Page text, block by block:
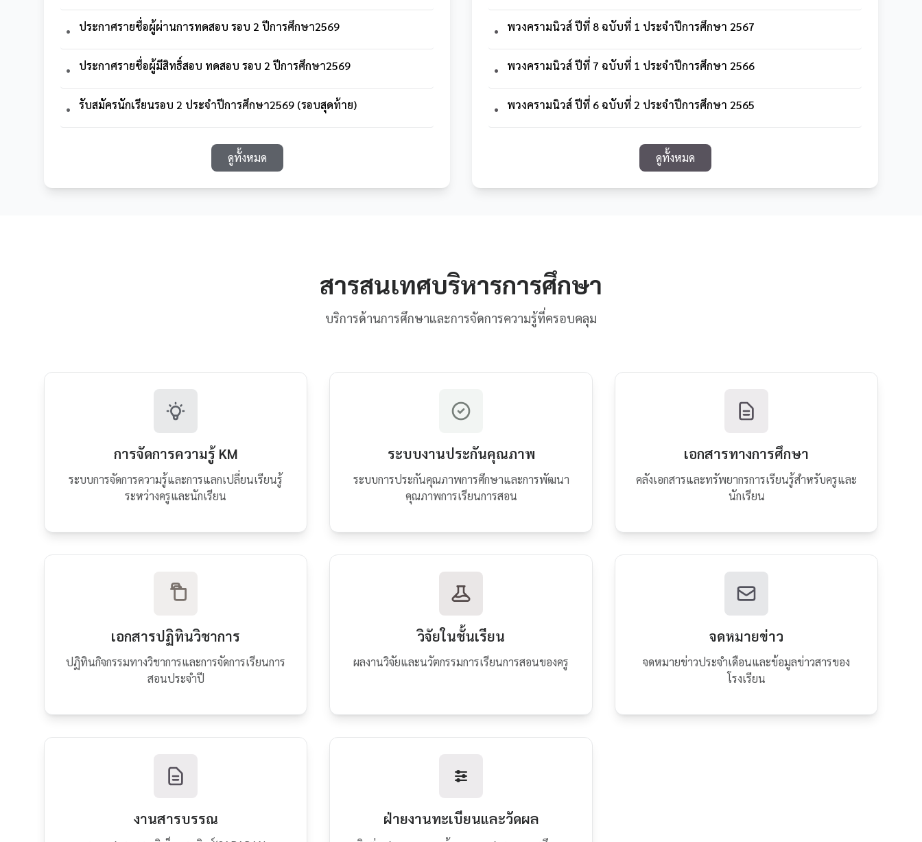
• ประกาศรายชื่อผู้ผ่านการทดสอบ รอบ 2 ปีการศึกษา2569
• ประกาศรายชื่อผู้มีสิทธิ์สอบ ทดสอบ รอบ 2 ปีการศึกษา2569
• รับสมัครนักเรียนรอบ 2 ประจำปีการศึกษา2569 (รอบสุดท้าย)
ดูทั้งหมด
• พวงครามนิวส์ ปีที่ 8 ฉบับที่ 1 ประจำปีการศึกษา 2567
• พวงครามนิวส์ ปีที่ 7 ฉบับที่ 1 ประจำปีการศึกษา 2566
• พวงครามนิวส์ ปีที่ 6 ฉบับที่ 2 ประจำปีการศึกษา 2565
ดูทั้งหมด
สารสนเทศบริหารการศึกษา
บริการด้านการศึกษาและการจัดการความรู้ที่ครอบคลุม
การจัดการความรู้ KM
ระบบการจัดการความรู้และการแลกเปลี่ยนเรียนรู้
ระหว่างครูและนักเรียน
ระบบงานประกันคุณภาพ
ระบบการประกันคุณภาพการศึกษาและการพัฒนา
คุณภาพการเรียนการสอน
เอกสารทางการศึกษา
คลังเอกสารและทรัพยากรการเรียนรู้สำหรับครูและ
นักเรียน
เอกสารปฏิทินวิชาการ
ปฏิทินกิจกรรมทางวิชาการและการจัดการเรียนการ
สอนประจำปี
วิจัยในชั้นเรียน
ผลงานวิจัยและนวัตกรรมการเรียนการสอนของครู
จดหมายข่าว
จดหมายข่าวประจำเดือนและข้อมูลข่าวสารของ
โรงเรียน
งานสารบรรณ ฝ่ายงานทะเบียนและวัดผล